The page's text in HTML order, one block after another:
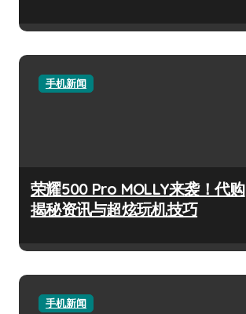
手机新闻
荣耀500 Pro MOLLY来袭！代购
揭秘资讯与超炫玩机技巧
手机新闻